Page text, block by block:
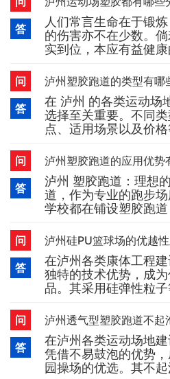
腻子等各类可能影响涂
至基层密实、表面无
答
人们常言生命在于锻
的伤害亦不在少数。
实到位，本应有益健
生，旨在保护人们免受
胶运动场最为关键的构
这一点众人皆知。但
类？又该如何区分呢？
构差异，可将其分为
问
答
泸州塑胶跑道的类型有哪
在 泸州 的各类运动场
选择至关重要。不同
点、适用场景以及价
构件型塑胶跑道与全塑
塑胶跑道和全塑型塑胶
为常见。这两种类型的
性能和良好的使用体
优质的运动场地。它
问
答
泸州塑胶跑道的应用优势
泸州 塑胶跑道：理想
道，作为专业的跑步
学校都在铺设塑胶跑
长，但并非所有跑道都
跑道只能算是简单铺设
胶下方还存在孔洞，
地跑步，时常会出现
少塑胶跑道因长期缺
问
答
泸州硅PU篮球场的优越
在泸州各类康体工程
独特的技术优势，成
品。其采用硅弹性粒
裂、鼓泡现象的发生，
酸材料的优良特性，适
场建设需求。硅PU篮
下：优越耐候性：可
及高低温气候等环境
问
答
泸州透气型塑胶跑道不起
在泸州各类运动场地
凭借不易鼓泡的优势
园操场的优选。其不